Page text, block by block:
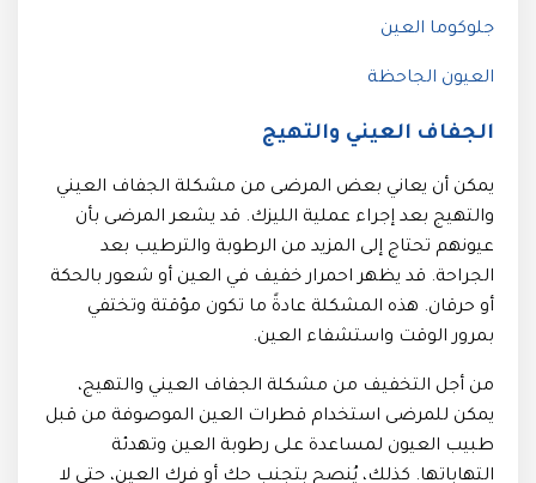
جلوكوما العين
العيون الجاحظة
الجفاف العيني والتهيج
يمكن أن يعاني بعض المرضى من مشكلة الجفاف العيني
والتهيج بعد إجراء عملية الليزك. قد يشعر المرضى بأن
عيونهم تحتاج إلى المزيد من الرطوبة والترطيب بعد
الجراحة. قد يظهر احمرار خفيف في العين أو شعور بالحكة
أو حرقان. هذه المشكلة عادةً ما تكون مؤقتة وتختفي
بمرور الوقت واستشفاء العين.
من أجل التخفيف من مشكلة الجفاف العيني والتهيج،
يمكن للمرضى استخدام قطرات العين الموصوفة من قبل
طبيب العيون لمساعدة على رطوبة العين وتهدئة
التهاباتها. كذلك، يُنصح بتجنب حك أو فرك العين، حتى لا